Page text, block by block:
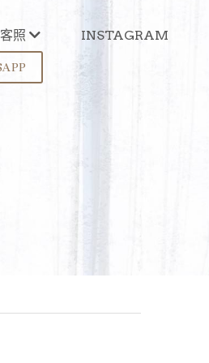
照 INSTAGRAM